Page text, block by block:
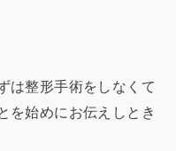
は整形手術をしなくて
を始めにお伝えしとき